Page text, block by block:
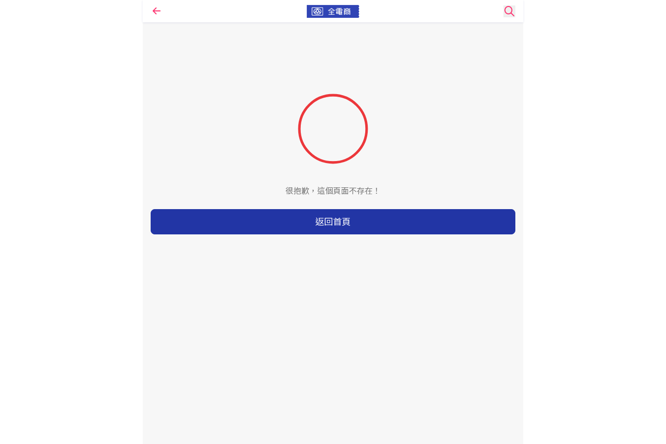
很抱歉，這個頁面不存在！
返回首頁